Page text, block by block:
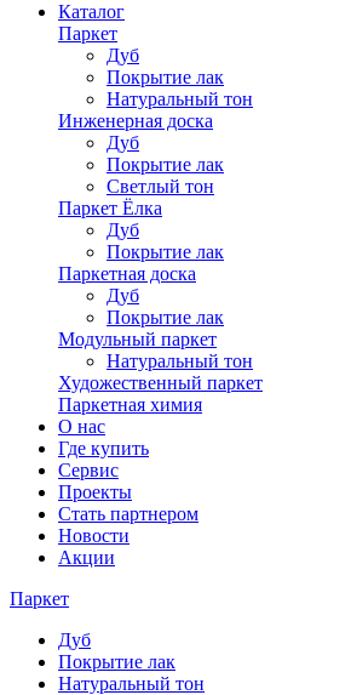
Каталог
Паркет
Дуб
Покрытие лак
Натуральный тон
Инженерная доска
Дуб
Покрытие лак
Светлый тон
Паркет Ёлка
Дуб
Покрытие лак
Паркетная доска
Дуб
Покрытие лак
Модульный паркет
Натуральный тон
Художественный паркет
Паркетная химия
О нас
Где купить
Сервис
Проекты
Стать партнером
Новости
Акции
Паркет
Дуб
Покрытие лак
Натуральный тон